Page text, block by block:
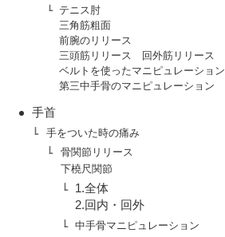
テニス肘
三角筋粗面
前腕のリリース
三頭筋リリース 回外筋リリース
ベルトを使ったマニピュレーション
第三中手骨のマニピュレーション
手首
手をついた時の痛み
骨関節リリース
下橈尺関節
1.全体
2.回内・回外
中手骨マニピュレーション